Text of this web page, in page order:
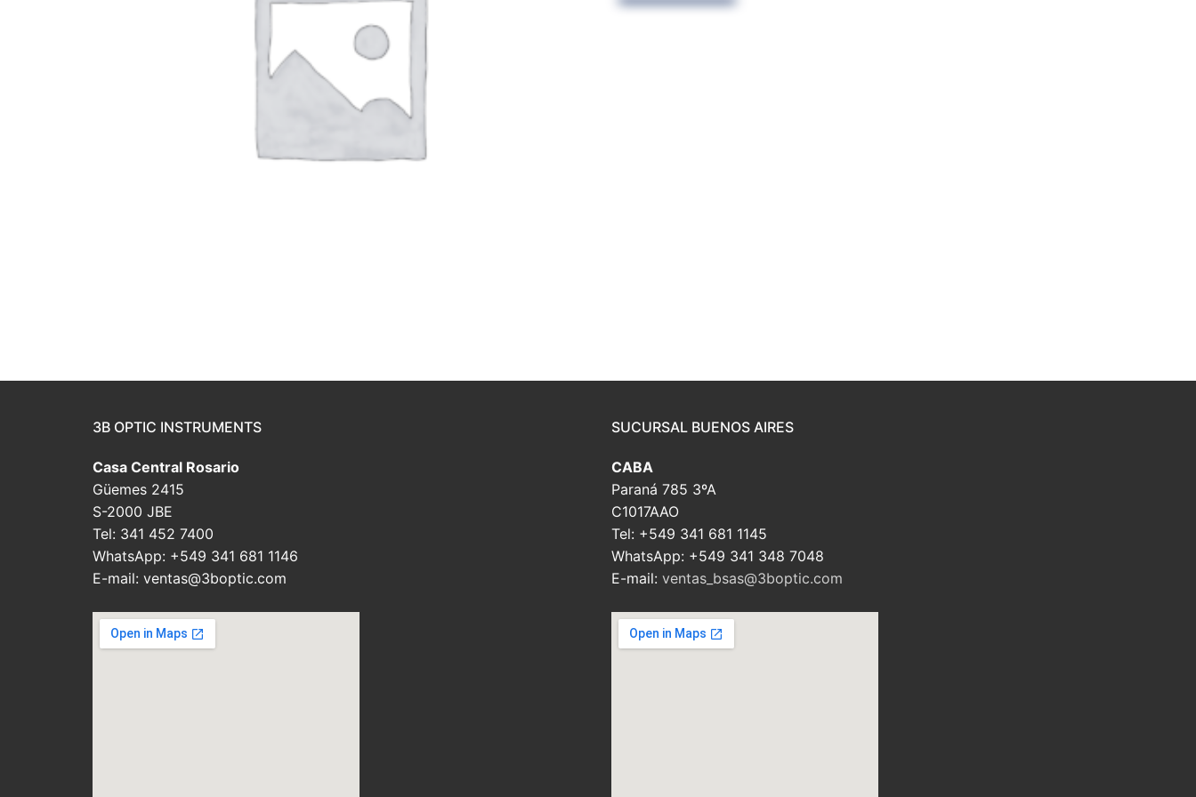
3B OPTIC INSTRUMENTS
Casa Central Rosario
Güemes 2415
S-2000 JBE
Tel: 341 452 7400
WhatsApp: +549 341 681 1146
E-mail: ventas@3boptic.com
SUCURSAL BUENOS AIRES
CABA
Paraná 785 3ºA
C1017AAO
Tel: +549 341 681 1145
WhatsApp: +549 341 348 7048
E-mail: ventas_bsas@3boptic.com